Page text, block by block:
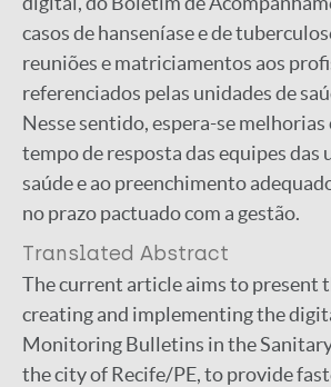
casos de hanseníase e de
reuniões e matriciamentos aos
referenciados pelas unidades de
Nesse sentido, espera-se melhorias
tempo de resposta das equipes das
saúde e ao preenchimento
no prazo pactuado com a gestão.
Translated Abstract
The current article aims to present
creating and implementing the
Monitoring Bulletins in the
the city of Recife/PE, to provide